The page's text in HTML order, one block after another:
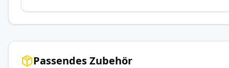
Passendes Zubehör